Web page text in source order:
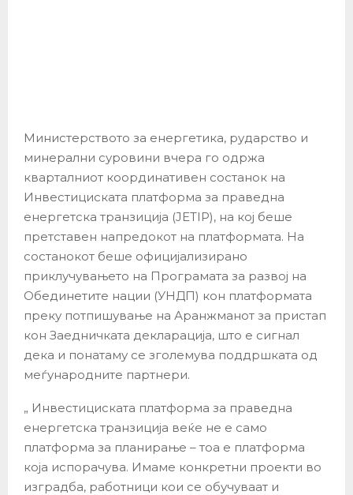
Министерството за енергетика, рударство и
минерални суровини вчера го одржа
кварталниот координативен состанок на
Инвестициската платформа за праведна
енергетска транзиција (JETIP), на кој беше
претставен напредокот на платформата. На
состанокот беше официјализирано
приклучувањето на Програмата за развој на
Обединетите нации (УНДП) кон платформата
преку потпишување на Аранжманот за пристап
кон Заедничката декларација, што е сигнал
дека и понатаму се зголемува поддршката од
меѓународните партнери.
„ Инвестициската платформа за праведна
енергетска транзиција веќе не е само
платформа за планирање – тоа е платформа
која испорачува. Имаме конкретни проекти во
изградба, работници кои се обучуваат и